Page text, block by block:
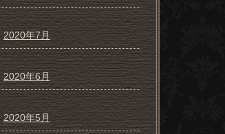
2020年7月
2020年6月
2020年5月